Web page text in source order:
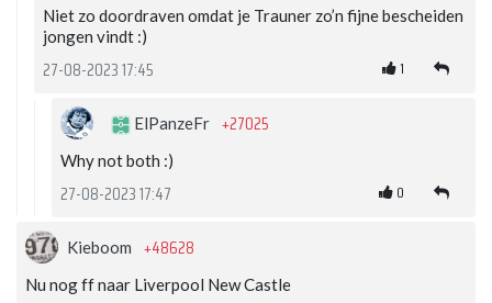
Niet zo doordraven omdat je Trauner zo’n fijne bescheiden
jongen vindt :)
27-08-2023 17:45 1
ElPanzeFr +27025
Why not both :)
27-08-2023 17:47 0
Kieboom +48628
Nu nog ff naar Liverpool New Castle